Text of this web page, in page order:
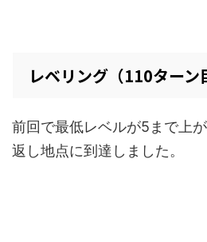
レベリング（110ターン
前回で最低レベルが5まで上
返し地点に到達しました。